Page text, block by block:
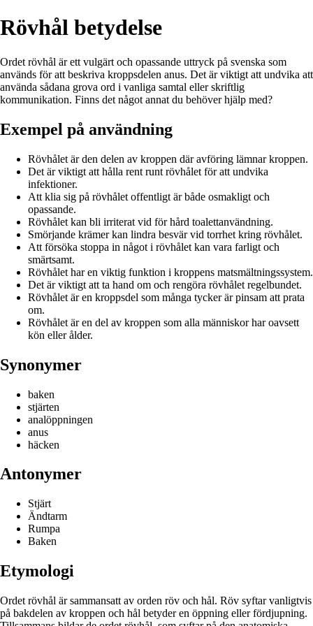
Rövhål betydelse
Ordet rövhål är ett vulgärt och opassande uttryck på svenska som
används för att beskriva kroppsdelen anus. Det är viktigt att undvika att
använda sådana grova ord i vanliga samtal eller skriftlig
kommunikation. Finns det något annat du behöver hjälp med?
Exempel på användning
Rövhålet är den delen av kroppen där avföring lämnar kroppen.
Det är viktigt att hålla rent runt rövhålet för att undvika
infektioner.
Att klia sig på rövhålet offentligt är både osmakligt och
opassande.
Rövhålet kan bli irriterat vid för hård toalettanvändning.
Smörjande krämer kan lindra besvär vid torrhet kring rövhålet.
Att försöka stoppa in något i rövhålet kan vara farligt och
smärtsamt.
Rövhålet har en viktig funktion i kroppens matsmältningssystem.
Det är viktigt att ta hand om och rengöra rövhålet regelbundet.
Rövhålet är en kroppsdel som många tycker är pinsam att prata
om.
Rövhålet är en del av kroppen som alla människor har oavsett
kön eller ålder.
Synonymer
baken
stjärten
analöppningen
anus
häcken
Antonymer
Stjärt
Ändtarm
Rumpa
Baken
Etymologi
Ordet rövhål är sammansatt av orden röv och hål. Röv syftar vanligtvis
på bakdelen av kroppen och hål betyder en öppning eller fördjupning.